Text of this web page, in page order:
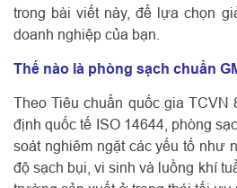
trong bài viết này, để lựa chọn
doanh nghiệp của bạn.
Thế nào là phòng sạch chuẩn
Theo Tiêu chuẩn quốc gia TCVN
định quốc tế ISO 14644, phòng
soát nghiêm ngặt các yếu tố như
độ sạch bụi, vi sinh và luồng khí